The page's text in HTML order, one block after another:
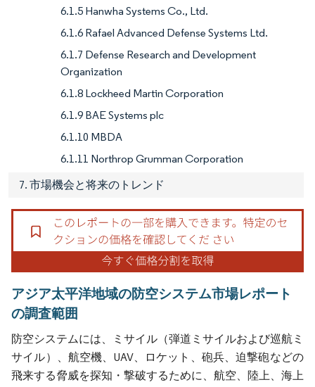
6.1.5 Hanwha Systems Co., Ltd.
6.1.6 Rafael Advanced Defense Systems Ltd.
6.1.7 Defense Research and Development
Organization
6.1.8 Lockheed Martin Corporation
6.1.9 BAE Systems plc
6.1.10 MBDA
6.1.11 Northrop Grumman Corporation
7. 市場機会と将来のトレンド
アジア太平洋地域の防空システム市場レポート
の調査範囲
防空システムには、ミサイル（弾道ミサイルおよび巡航ミ
サイル）、航空機、UAV、ロケット、砲兵、迫撃砲などの
飛来する脅威を探知・撃破するために、航空、陸上、海上